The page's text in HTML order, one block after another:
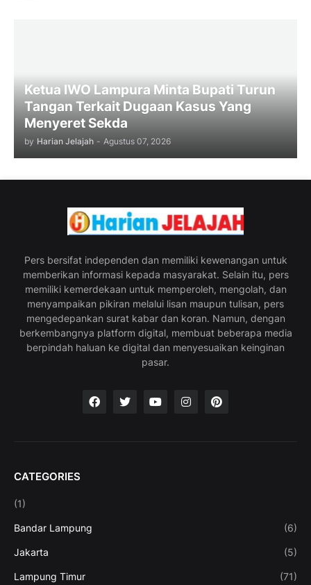
Ketua IWO Lampura Minta Bupati Turun
Tangan Terkait Dugaan Kasus Yang
Menyeret Sekda
by Harian Jelajah - Agustus 07, 2026
Pers bersifat independen dan memiliki kewenangan untuk
memberikan informasi kepada masyarakat. Selain itu, pers
memiliki kemerdekaan untuk memperoleh, mengolah, dan
menyampaikan pikiran melalui lisan maupun tulisan, pers
mengedepankan surat kabar dan koran. Namun, dengan
berkembangnya platform digital, membuat beberapa media
berpindah haluan ke digital dan menyesuaikan keinginan
pasar.
CATEGORIES
(1)
Bandar Lampung (6)
Jakarta (5)
Lampung Timur (71)